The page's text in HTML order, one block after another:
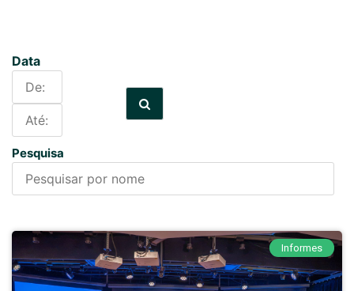
Pesquisa
Data
Informes